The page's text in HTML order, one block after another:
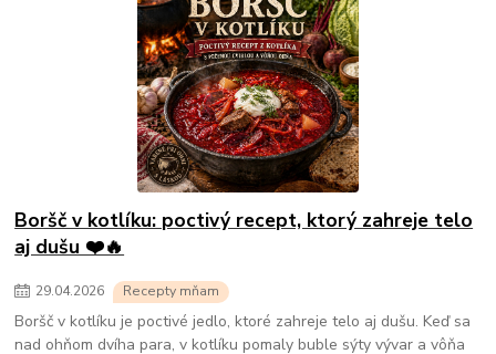
Boršč v kotlíku: poctivý recept, ktorý zahreje telo
aj dušu ❤️🔥
29.04.2026 Recepty mňam
Boršč v kotlíku je poctivé jedlo, ktoré zahreje telo aj dušu. Keď sa
nad ohňom dvíha para, v kotlíku pomaly buble sýty vývar a vôňa